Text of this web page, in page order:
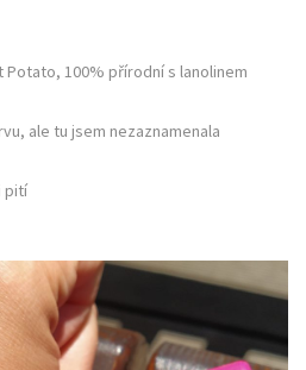
Potato, 100% přírodní s lanolinem
ale tu jsem nezaznamenala
pití